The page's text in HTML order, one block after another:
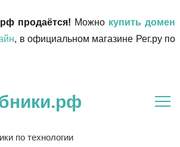
продаётся! Можно купить домен
, в официальном магазине Рег.ру по
по технологии